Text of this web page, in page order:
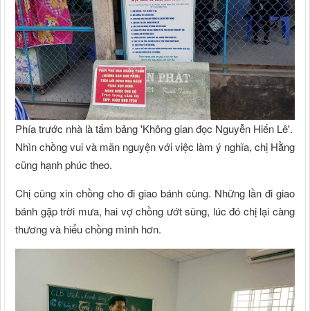
Phía trước nhà là tấm bảng 'Không gian đọc Nguyễn Hiến Lê'.
Nhìn chồng vui và mãn nguyện với việc làm ý nghĩa, chị Hằng
cũng hạnh phúc theo.
Chị cũng xin chồng cho đi giao bánh cùng. Những lần đi giao
bánh gặp trời mưa, hai vợ chồng ướt sũng, lúc đó chị lại càng
thương và hiểu chồng mình hơn.